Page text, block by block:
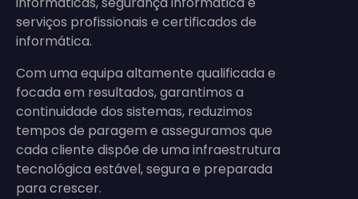
serviços profissionais e certificados de
informática.
Com uma equipa altamente qualificada e
focada em resultados, garantimos a
continuidade dos sistemas, reduzimos
tempos de paragem e asseguramos que
cada cliente dispõe de uma infraestrutura
tecnológica estável, segura e preparada
para crescer.